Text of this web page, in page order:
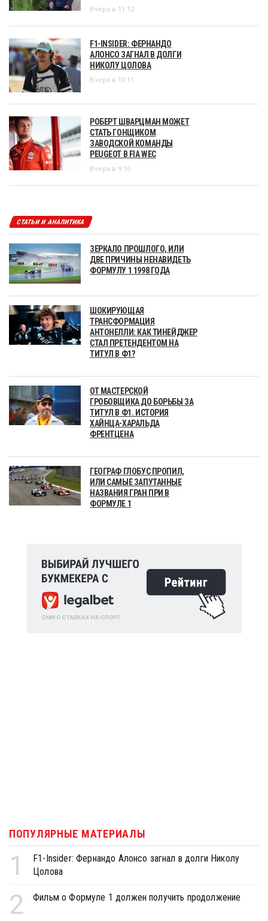
Вчера в 11:12
F1-INSIDER: ФЕРНАНДО
АЛОНСО ЗАГНАЛ В ДОЛГИ
НИКОЛУ ЦОЛОВА
Вчера в 10:11
РОБЕРТ ШВАРЦМАН МОЖЕТ
СТАТЬ ГОНЩИКОМ
ЗАВОДСКОЙ КОМАНДЫ
PEUGEOT В FIA WEC
Вчера в 9:10
СТАТЬИ И АНАЛИТИКА
ЗЕРКАЛО ПРОШЛОГО, ИЛИ
ДВЕ ПРИЧИНЫ НЕНАВИДЕТЬ
ФОРМУЛУ 1 1998 ГОДА
ШОКИРУЮЩАЯ
ТРАНСФОРМАЦИЯ
АНТОНЕЛЛИ: КАК ТИНЕЙДЖЕР
СТАЛ ПРЕТЕНДЕНТОМ НА
ТИТУЛ В Ф1?
ОТ МАСТЕРСКОЙ
ГРОБОВЩИКА ДО БОРЬБЫ ЗА
ТИТУЛ В Ф1. ИСТОРИЯ
ХАЙНЦА-ХАРАЛЬДА
ФРЕНТЦЕНА
ГЕОГРАФ ГЛОБУС ПРОПИЛ,
ИЛИ САМЫЕ ЗАПУТАННЫЕ
НАЗВАНИЯ ГРАН ПРИ В
ФОРМУЛЕ 1
ПОПУЛЯРНЫЕ МАТЕРИАЛЫ
1
F1-Insider: Фернандо Алонсо загнал в долги Николу
Цолова
2 Фильм о Формуле 1 должен получить продолжение